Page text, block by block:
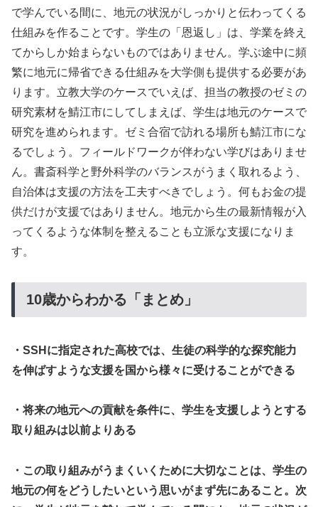
で学んでいる間に、地元の状況がしっかりと伝わってくる
仕組みを作ることです。学生の「恩返し」は、学業を終え
てからしか始まらないものではありません。学ぶ途中に頻
繁に地元に帰省できる仕組みを大学側も提供する必要があ
ります。立教大学のケースでいえば、担当の教授のゼミの
研究素材を鯖江市にしてしまえば、学生は地元のケースで
研究を進められます。ゼミ合宿で訪れる場所も鯖江市にな
るでしょう。フィールドワークが伴わない学びはありませ
ん。書斎科学と野外科学のバランスがうまく取れるよう、
自治体は支援の方法を工夫すべきでしょう。何もお金の提
供だけが支援ではありません。地元から生の最新情報が入
ってくるような体制を整えることも立派な支援になりま
す。
10歳からわかる「まとめ」
・SSHに指定された高校では、生徒の科学的な探究能力
を伸ばすような支援を国から様々に受けることができる
・将来の地元への貢献を条件に、学生を支援しようとする
取り組みは以前よりある
・この取り組みがうまくいくために大切なことは、学生の
地元の何をどうしたいという思いがまず先にあること。次